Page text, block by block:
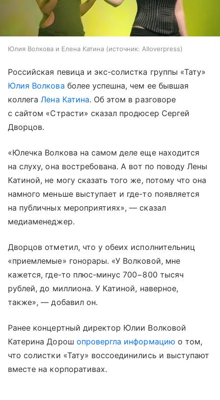
Юлия Волкова и Елена Катина источник: Alloverpress
Российская певица и экс-солистка группы «Тату»
Юлия Волкова более успешна, чем ее бывшая
коллегаЛена Катина. Об этом в разговоре
с сайтом «Страсти» сказал продюсер Сергей
Дворцов.
«Юлечка Волкова на самом деле еще находится
на слуху, она востребована. А вот по поводу Лены
Катиной, не могу сказать того же, потому что она
намного меньше выступает и где-то появляется
на публичных мероприятиях», — сказал
медиаменеджер.
Дворцов отметил, что у обеих исполнительниц
«приемлемые» гонорары. «У Волковой, мне
кажется, где-то плюс-минус 700−800 тысяч
рублей, до миллиона. У Катиной, наверное,
также», — добавил он.
Ранее концертный директор Юлии Волковой
Катерина Дорош опровергла информацию о том,
что солистки «Тату» воссоединились и выступают
вместе на корпоративах.